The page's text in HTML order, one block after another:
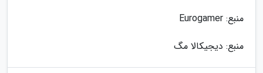
منبع: Eurogamer
منبع: دیجیکالا مگ